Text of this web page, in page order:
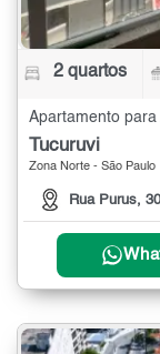
2 quartos
Apartamento
Tucuruvi
Zona Norte - São Paulo
Rua Purus,